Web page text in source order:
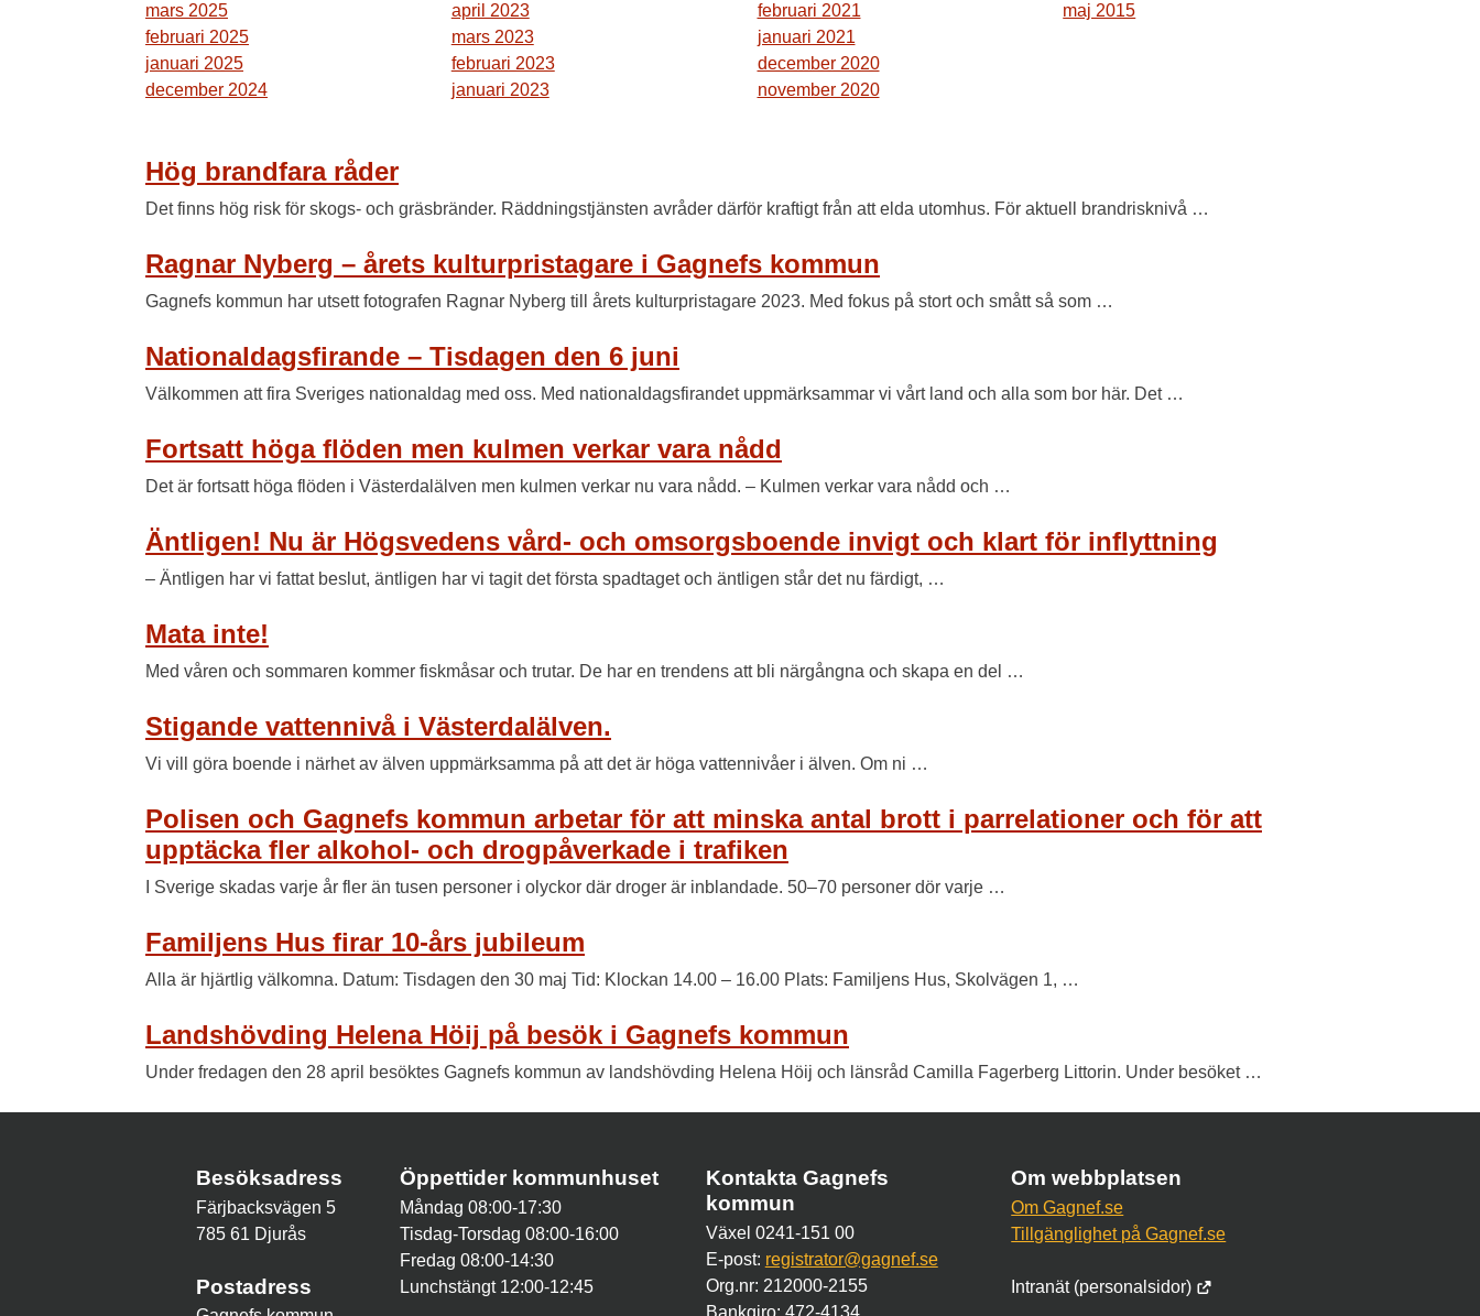
mars 2025
februari 2025
januari 2025
december 2024
april 2023
mars 2023
februari 2023
januari 2023
februari 2021
januari 2021
december 2020
november 2020
maj 2015
Hög brandfara råder
Det finns hög risk för skogs- och gräsbränder. Räddningstjänsten avråder därför kraftigt från att elda utomhus. För aktuell brandrisknivå …
Ragnar Nyberg – årets kulturpristagare i Gagnefs kommun
Gagnefs kommun har utsett fotografen Ragnar Nyberg till årets kulturpristagare 2023. Med fokus på stort och smått så som …
Nationaldagsfirande – Tisdagen den 6 juni
Välkommen att fira Sveriges nationaldag med oss. Med nationaldagsfirandet uppmärksammar vi vårt land och alla som bor här. Det …
Fortsatt höga flöden men kulmen verkar vara nådd
Det är fortsatt höga flöden i Västerdalälven men kulmen verkar nu vara nådd. – Kulmen verkar vara nådd och …
Äntligen! Nu är Högsvedens vård- och omsorgsboende invigt och klart för inflyttning
– Äntligen har vi fattat beslut, äntligen har vi tagit det första spadtaget och äntligen står det nu färdigt, …
Mata inte!
Med våren och sommaren kommer fiskmåsar och trutar. De har en trendens att bli närgångna och skapa en del …
Stigande vattennivå i Västerdalälven.
Vi vill göra boende i närhet av älven uppmärksamma på att det är höga vattennivåer i älven. Om ni …
Polisen och Gagnefs kommun arbetar för att minska antal brott i parrelationer och för att
upptäcka fler alkohol- och drogpåverkade i trafiken
I Sverige skadas varje år fler än tusen personer i olyckor där droger är inblandade. 50–70 personer dör varje …
Familjens Hus firar 10-års jubileum
Alla är hjärtlig välkomna. Datum: Tisdagen den 30 maj Tid: Klockan 14.00 – 16.00 Plats: Familjens Hus, Skolvägen 1, …
Landshövding Helena Höij på besök i Gagnefs kommun
Under fredagen den 28 april besöktes Gagnefs kommun av landshövding Helena Höij och länsråd Camilla Fagerberg Littorin. Under besöket …
Besöksadress
Färjbacksvägen 5
785 61 Djurås
Postadress
Öppettider kommunhuset
Måndag 08:00-17:30
Tisdag-Torsdag 08:00-16:00
Fredag 08:00-14:30
Lunchstängt 12:00-12:45
Kontakta Gagnefs
kommun
Växel 0241-151 00
E-post: registrator@gagnef.se
Org.nr: 212000-2155
Bankgiro: 472-4134
Om webbplatsen
Om Gagnef.se
Tillgänglighet på Gagnef.se
Intranät (personalsidor)